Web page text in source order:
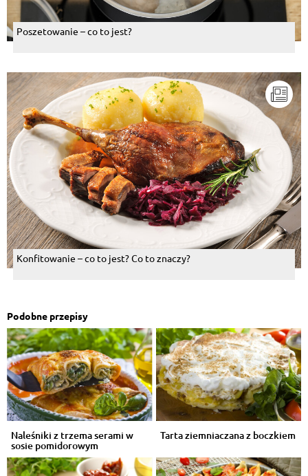
Poszetowanie – co to jest?
Konfitowanie – co to jest? Co to znaczy?
Podobne przepisy
Naleśniki z trzema serami w
sosie pomidorowym
Tarta ziemniaczana z boczkiem